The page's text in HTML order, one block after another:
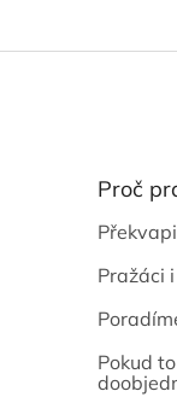
Kropáček
Proč
Pražáci
Pokud